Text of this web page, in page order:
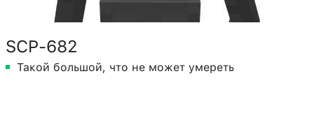
SCP-682
Такой большой, что не может умереть